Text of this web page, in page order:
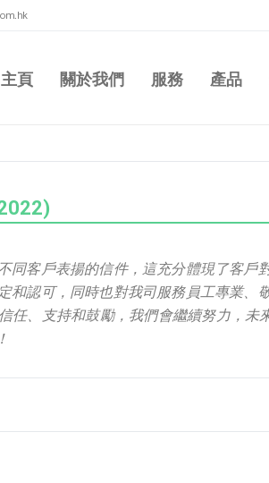
主頁 關於我們 服務 產品
同客戶表揚的信件，這充分體現了客戶
和認可，同時也對我司服務員工專業、
任、支持和鼓勵，我們會繼續努力，未